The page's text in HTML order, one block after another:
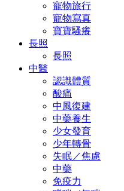
寵物旅行
寵物寫真
寶寶騷癢
長照
長照
中醫
認識體質
酸痛
中風復建
中藥養生
少女發育
少年轉骨
失眠／焦慮
中藥
免疫力